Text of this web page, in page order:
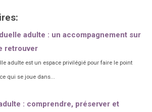
adulte : un accompagnement sur
retrouver
adulte est un espace privilégié pour faire le point
qui se joue dans...
: comprendre, préserver et